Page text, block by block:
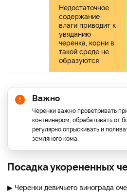
Недостаточное
содержание
влаги приводит к
увяданию
черенка, корни в
такой среде не
образуются
Важно
Черенки важно проветривать
контейнером, обрабатывать от
регулярно опрыскивать и
земляного кома.
Посадка укорененных
▶ Черенки девичьего винограда